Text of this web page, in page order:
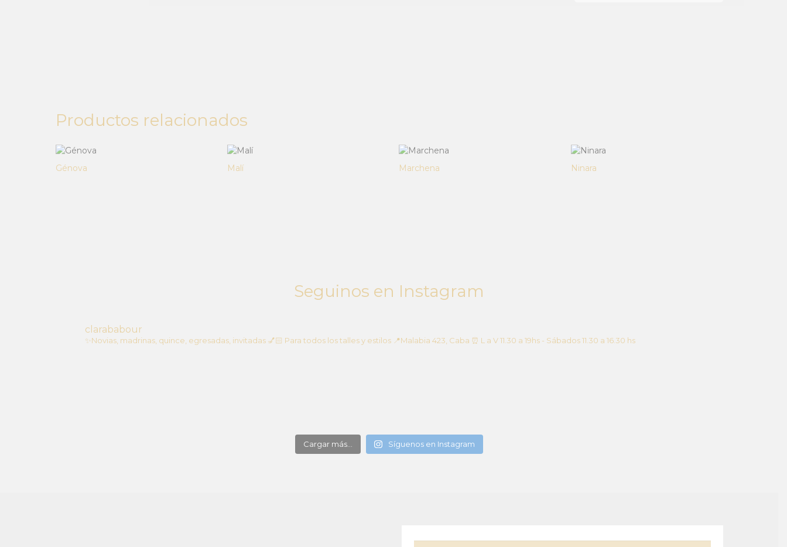
Productos relacionados
Génova Malí Marchena Ninara
Seguinos en Instagram
clarababour
✨Novias, madrinas, quince, egresadas, invitadas💅🏻 Para todos los talles y estilos📍Malabia 423, Caba ⏰ L a V 11.30 a 19hs - Sábados 11.30 a 16.30 hs
Cargar más... Síguenos en Instagram